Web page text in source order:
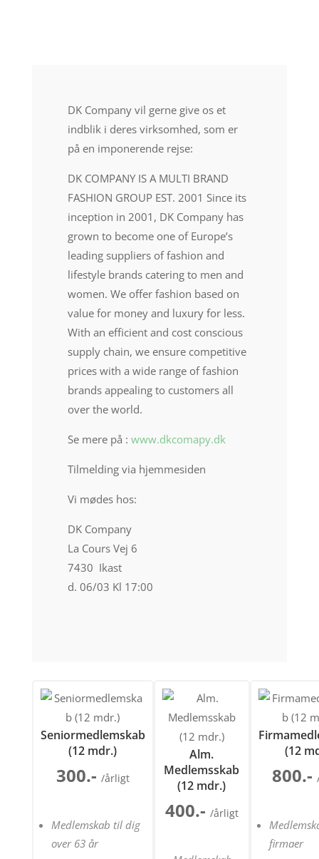
DK Company vil gerne give os et
indblik i deres virksomhed, som er
på en imponerende rejse:
DK COMPANY IS A MULTI BRAND
FASHION GROUP EST. 2001 Since its
inception in 2001, DK Company has
grown to become one of Europe’s
leading suppliers of fashion and
lifestyle brands catering to men and
women. We offer fashion based on
value for money and luxury for less.
With an efficient and cost conscious
supply chain, we ensure competitive
prices with a wide range of fashion
brands appealing to customers all
over the world.
Se mere på : www.dkcomapy.dk
Tilmelding via hjemmesiden
Vi mødes hos:
DK Company
La Cours Vej 6
7430 Ikast
d. 06/03 Kl 17:00
Seniormedlemskab
(12 mdr.)
300.- /årligt
Medlemskab til dig
over 63 år
Alm.
Medlemsskab
(12 mdr.)
400.- /årligt
(12
800.-
firmaer